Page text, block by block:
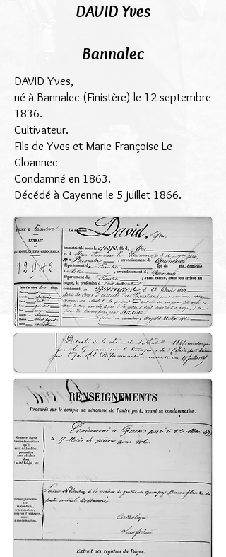
DAVID Yves
Bannalec
DAVID Yves,
né à Bannalec (Finistère) le 12 septembre
1836.
Cultivateur.
Fils de Yves et Marie Françoise Le
Gloannec
Condamné en 1863.
Décédé à Cayenne le 5 juillet 1866.